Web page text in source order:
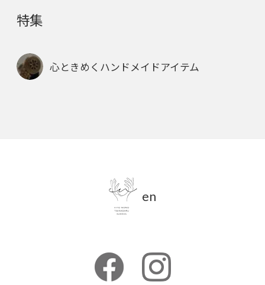
特集
心ときめくハンドメイドアイテム
en